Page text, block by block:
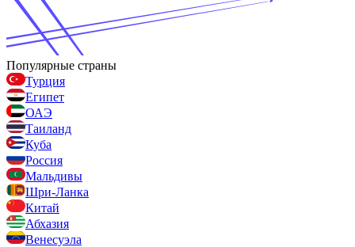
Популярные страны
Турция
Египет
ОАЭ
Таиланд
Куба
Россия
Мальдивы
Шри-Ланка
Китай
Абхазия
Венесуэла